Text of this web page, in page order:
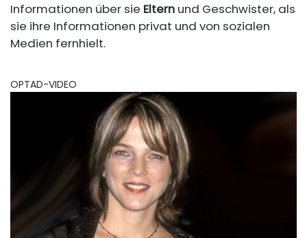
Informationen über sie Eltern und Geschwister, als
sie ihre Informationen privat und von sozialen
Medien fernhielt.
OPTAD-VIDEO